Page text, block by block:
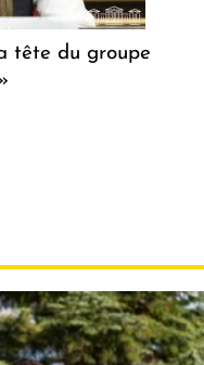
tête du groupe